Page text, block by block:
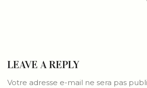
LEAVE A REPLY
Votre adresse e-mail ne sera pas